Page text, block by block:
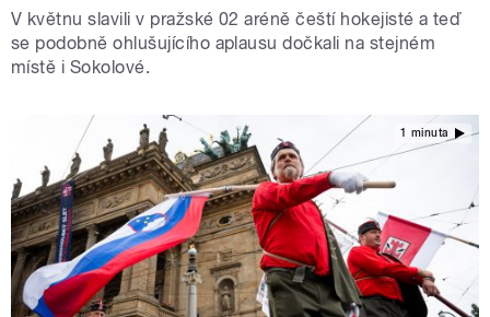
V květnu slavili v pražské 02 aréně čeští hokejisté a teď
se podobně ohlušujícího aplausu dočkali na stejném
místě i Sokolové.
1 minuta